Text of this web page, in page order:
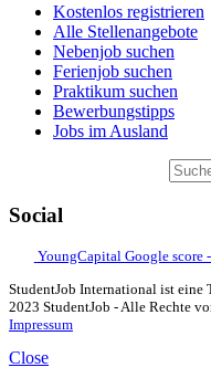
Kostenlos registrieren
Alle Stellenangebote
Nebenjob suchen
Ferienjob suchen
Praktikum suchen
Bewerbungstipps
Jobs im Ausland
Social
YoungCapital Google score
StudentJob International ist eine
2023 StudentJob - Alle Rechte
Impressum
Close